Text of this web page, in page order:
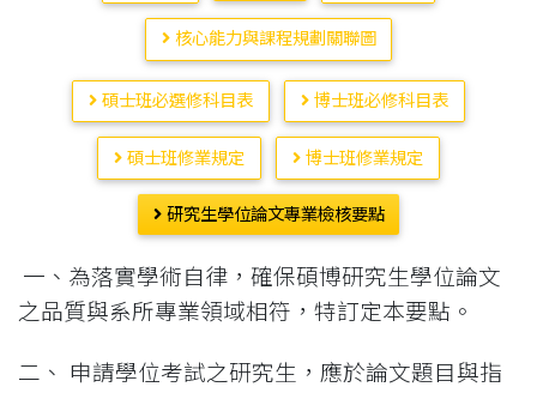
核心能力與課程規劃關聯圖
碩士班必選修科目表 博士班必修科目表
碩士班修業規定 博士班修業規定
研究生學位論文專業檢核要點
一、 為落實學術自律，確保碩博研究生學位論文
之品質與系所專業領域相符，特訂定本要點。
二、 申請學位考試之研究生，應於論文題目與指